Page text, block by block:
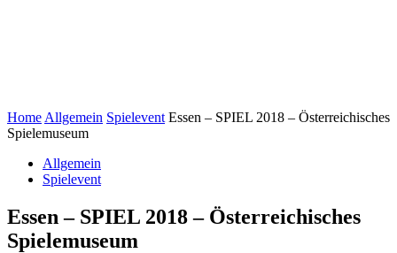
Home Allgemein Spielevent Essen – SPIEL 2018 – Österreichisches
Spielemuseum
Allgemein
Spielevent
Essen – SPIEL 2018 – Österreichisches
Spielemuseum